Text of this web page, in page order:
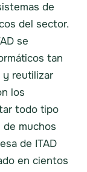
de
del sector.
se
tan
y reutilizar
los
todo tipo
de muchos
de ITAD
en cientos